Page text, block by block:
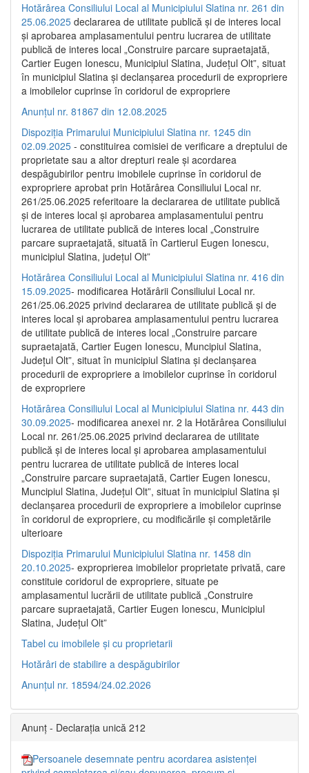
Hotărârea Consiliului Local al Municipiului Slatina nr. 261 din
25.06.2025 declararea de utilitate publică și de interes local
și aprobarea amplasamentului pentru lucrarea de utilitate
publică de interes local „Construire parcare supraetajată,
Cartier Eugen Ionescu, Municipiul Slatina, Județul Olt”, situat
în municipiul Slatina și declanșarea procedurii de expropriere
a imobilelor cuprinse în coridorul de expropriere
Anunțul nr. 81867 din 12.08.2025
Dispoziția Primarului Municipiului Slatina nr. 1245 din
02.09.2025 - constituirea comisiei de verificare a dreptului de
proprietate sau a altor drepturi reale și acordarea
despăgubirilor pentru imobilele cuprinse în coridorul de
expropriere aprobat prin Hotărârea Consiliului Local nr.
261/25.06.2025 referitoare la declararea de utilitate publică
și de interes local și aprobarea amplasamentului pentru
lucrarea de utilitate publică de interes local „Construire
parcare supraetajată, situată în Cartierul Eugen Ionescu,
municipiul Slatina, județul Olt”
Hotărârea Consiliului Local al Municipiului Slatina nr. 416 din
15.09.2025- modificarea Hotărârii Consiliului Local nr.
261/25.06.2025 privind declararea de utilitate publică și de
interes local și aprobarea amplasamentului pentru lucrarea
de utilitate publică de interes local „Construire parcare
supraetajată, Cartier Eugen Ionescu, Muncipiul Slatina,
Județul Olt”, situat în municipiul Slatina și declanșarea
procedurii de expropriere a imobilelor cuprinse în coridorul
de expropriere
Hotărârea Consiliului Local al Municipiului Slatina nr. 443 din
30.09.2025- modificarea anexei nr. 2 la Hotărârea Consiliului
Local nr. 261/25.06.2025 privind declararea de utilitate
publică şi de interes local şi aprobarea amplasamentului
pentru lucrarea de utilitate publică de interes local
„Construire parcare supraetajată, Cartier Eugen Ionescu,
Muncipiul Slatina, Judeţul Olt”, situat în municipiul Slatina şi
declanşarea procedurii de expropriere a imobilelor cuprinse
în coridorul de expropriere, cu modificările şi completările
ulterioare
Dispoziția Primarului Municipiului Slatina nr. 1458 din
20.10.2025- exproprierea imobilelor proprietate privată, care
constituie coridorul de expropriere, situate pe
amplasamentul lucrării de utilitate publică „Construire
parcare supraetajată, Cartier Eugen Ionescu, Municipiul
Slatina, Județul Olt”
Tabel cu imobilele și cu proprietarii
Hotărâri de stabilire a despăgubirilor
Anunțul nr. 18594/24.02.2026
Anunț - Declarația unică 212
Persoanele desemnate pentru acordarea asistenței